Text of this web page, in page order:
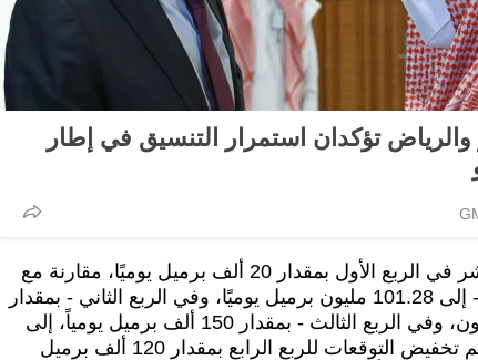
تؤكدان استمرار التنسيق في إطار
وتمت زيادة تقدير المؤشر في الربع الأول بمقدار 20 ألف برميل يوميًا، مقارنة مع
تقديرات شباط/ فبراير - إلى 101.28 مليون برميل يوميًا، وفي الربع الثاني - بمقدار
70 ألفا إلى 100.77 مليون، وفي الربع الثالث - بمقدار 150 ألف برميل يومياً، إلى
102.14 مليون. ولكن، تم تخفيض التوقعات للربع الرابع بمقدار 120 ألف برميل